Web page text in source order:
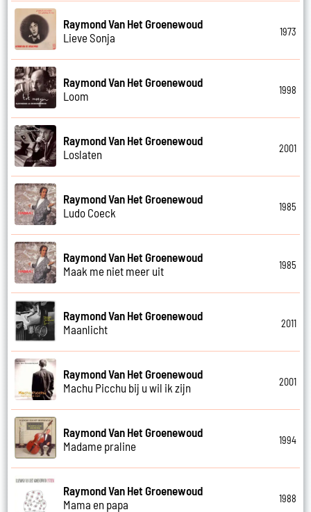
Raymond Van Het Groenewoud
Lieve Sonja
1973
Raymond Van Het Groenewoud
Loom
1998
Raymond Van Het Groenewoud
Loslaten
2001
Raymond Van Het Groenewoud
Ludo Coeck
1985
Raymond Van Het Groenewoud
Maak me niet meer uit
1985
Raymond Van Het Groenewoud
Maanlicht
2011
Raymond Van Het Groenewoud
Machu Picchu bij u wil ik zijn
2001
Raymond Van Het Groenewoud
Madame praline
1994
Raymond Van Het Groenewoud
Mama en papa
1988